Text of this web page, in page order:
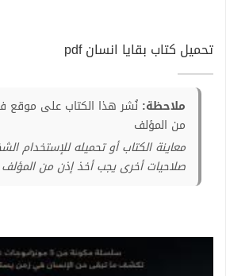
تحميل كتاب بقايا انسان pdf
ملاحظة: نُشر هذا الكتاب على موقع
من المؤلف
معاينة الكتاب أو تحميله
صلاحيات أخرى يجب أخذ إذن من المؤلف